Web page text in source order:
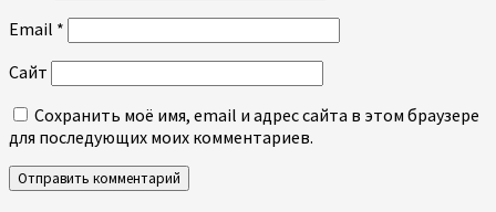
Email *
Сайт
Сохранить моё имя, email и адрес сайта в этом браузере
для последующих моих комментариев.